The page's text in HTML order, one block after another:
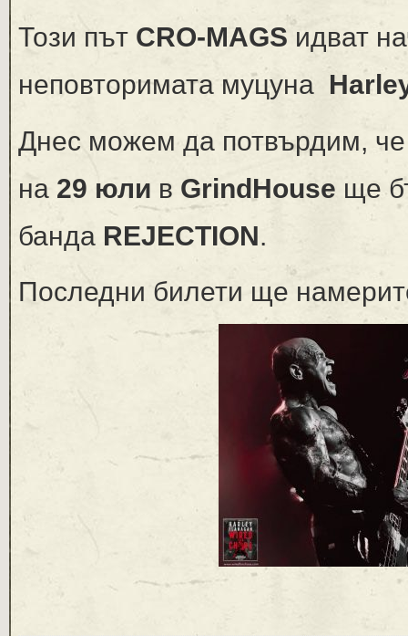
Този път CRO-MAGS идват
неповторимата муцуна
Днес можем да потвърдим, че
на 29 юли в GrindHouse ще
банда REJECTION.
Последни билети ще